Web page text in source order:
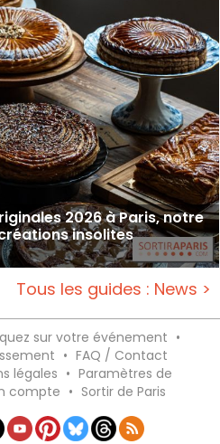
2026 à Paris, notre
insolites
Tous les guides : News >
sur votre événement •
• FAQ / Contact
légales • Paramètres de
compte • Sortir de Paris